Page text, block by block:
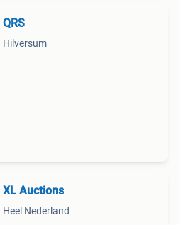
QRS
Hilversum
XL Auctions
Heel Nederland